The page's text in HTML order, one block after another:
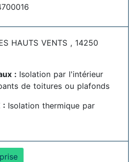
HAUTS VENTS , 14250
: Isolation par l'intérieur
de toitures ou plafonds
: Isolation thermique par